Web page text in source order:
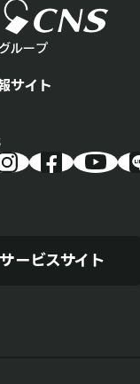
サイト
ービスサイト